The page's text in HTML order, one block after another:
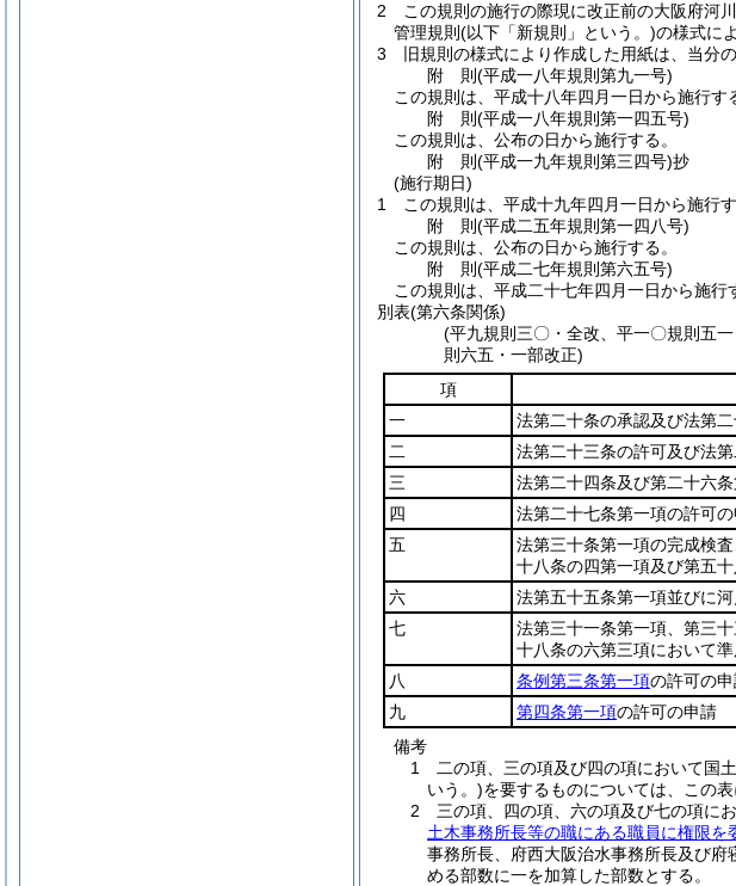
2
この規則の施行の際現に改正前の大阪府河
管理規則 (以下「新規則」という。)の様式に
3
旧規則の様式により作成した用紙は、当分
附 則(平成一八年規則第九一号)
この規則は、平成十八年四月一日から施行す
附 則(平成一八年規則第一四五号)
この規則は、公布の日から施行する。
附 則(平成一九年規則第三四号)抄
(施行期日)
1
この規則は、平成十九年四月一日から施行す
附 則(平成二五年規則第一四八号)
この規則は、公布の日から施行する。
附 則(平成二七年規則第六五号)
この規則は、平成二十七年四月一日から施行
別表(第六条関係)
(平九規則三〇・全改、平一〇規則五
則六五・一部改正)
項
一
法第二十条の承認及び法第
二
法第二十三条の許可及び法
三
法第二十四条及び第二十六
四
法第二十七条第一項の許可
五
法第三十条第一項の完成検
十八条の四第一項及び第五
六 法第五十五条第一項並びに
七
法第三十一条第一項、第三
十八条の六第三項において
八 条例第三条第一項の許可の
九
第四条第一項の許可の申請
備考
1 二の項、三の項及び四の項において国
いう。)を要するものについては、この
2 三の項、四の項、六の項及び七の項に
土木事務所長等の職にある職員に権限
事務所長、府西大阪治水事務所長及び
める部数に一を加算した部数とする。